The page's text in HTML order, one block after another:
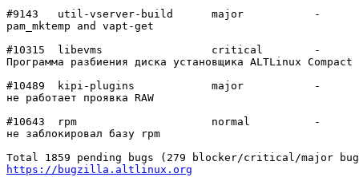
#9143	util-vserver-build	major   	-
pam_mktemp and vapt-get
#10315	libevms         	critical	-
Программа разбиения диска установщика ALTLinux
#10489	kipi-plugins    	major   	-
не работает проявка RAW
#10643	rpm             	normal  	-
не заблокировал базу rpm
https://bugzilla.altlinux.org